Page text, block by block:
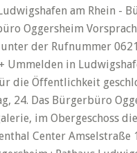
am Rhein -
Oggersheim
der Rufnummer
Ummelden in
die Öffentlichkeit
24. Das Bürgerbüro
im Obergeschoss
Center Amselstraße